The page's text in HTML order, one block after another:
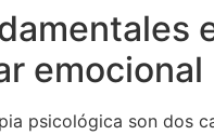
emocional
psicológica son dos